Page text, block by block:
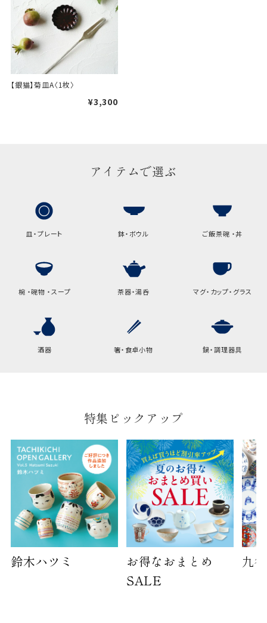
【銀猫】菊皿A〈1枚〉
¥3,300
アイテムで選ぶ
皿・プレート 鉢・ボウル ご飯茶碗 ・丼
椀 ・碗物 ・スープ 茶器・湯呑 マグ・カップ・グラス
酒器 箸・食卓小物 鍋・調理器具
特集ピックアップ
鈴木ハツミ
お得なおまとめ
SALE
九